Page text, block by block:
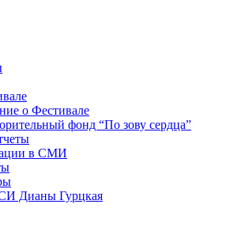
о Фестивале
фонд “По зову сердца”
в СМИ
Дианы Гурцкая